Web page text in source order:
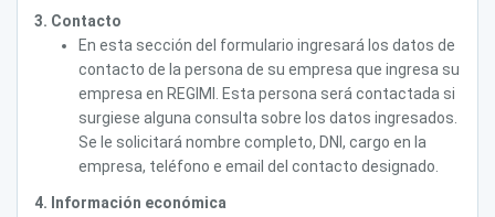
3. Contacto
En esta sección del formulario ingresará los datos de
contacto de la persona de su empresa que ingresa su
empresa en REGIMI. Esta persona será contactada si
surgiese alguna consulta sobre los datos ingresados.
Se le solicitará nombre completo, DNI, cargo en la
empresa, teléfono e email del contacto designado.
4. Información económica